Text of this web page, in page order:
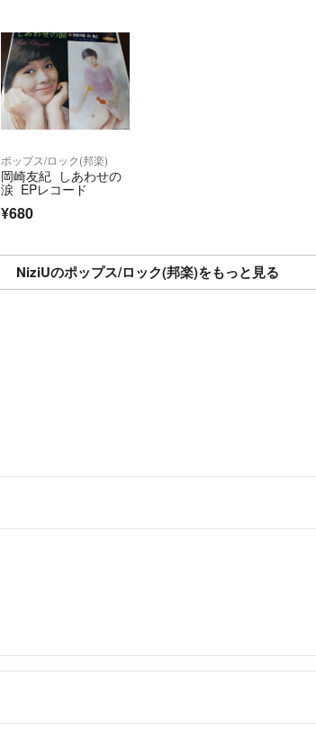
ポップス/ロック(邦楽)
岡崎友紀 しあわせの
涙 EPレコード
¥680
NiziUのポップス/ロック(邦楽)をもっと見る